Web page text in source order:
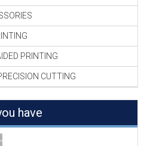
PRINTING
CUTTING
have